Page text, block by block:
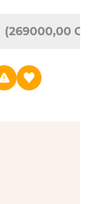
(269000,00